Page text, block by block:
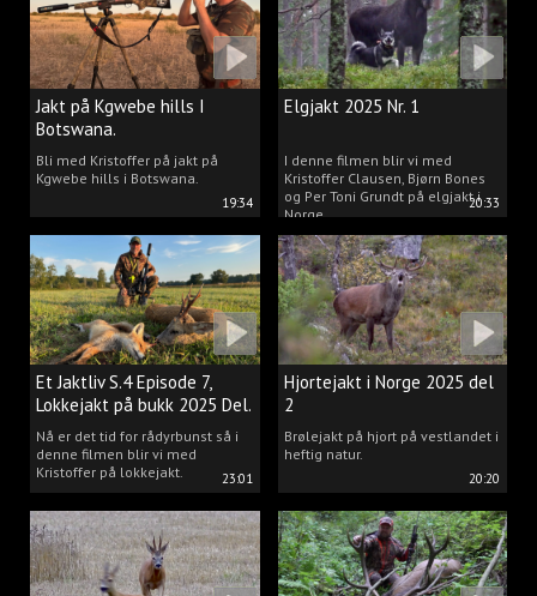
19:34
Jakt på Kgwebe hills I
Botswana.
Bli med Kristoffer på jakt på
Kgwebe hills i Botswana.
20:33
Elgjakt 2025 Nr. 1
I denne filmen blir vi med
Kristoffer Clausen, Bjørn Bones
og Per Toni Grundt på elgjakt i
Norge.
23:01
Et Jaktliv S.4 Episode 7,
Lokkejakt på bukk 2025 Del.
2
Nå er det tid for rådyrbunst så i
denne filmen blir vi med
Kristoffer på lokkejakt.
20:20
Hjortejakt i Norge 2025 del
2
Brølejakt på hjort på vestlandet i
heftig natur.